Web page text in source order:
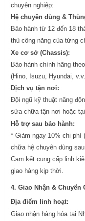
chuyên nghiệp:
Hệ chuyên dùng &
Bảo hành từ 12 đến 18
thù công năng của từng
Xe cơ sở (Chassis):
Bảo hành chính hãng
(Hino, Isuzu, Hyundai,
Dịch vụ tận nơi:
Đội ngũ kỹ thuật năng
sửa chữa tận nơi hoặc
Hỗ trợ sau bảo hành:
* Giảm ngay 10% chi phí
chữa hệ chuyên dùng
Cam kết cung cấp linh
giao hàng kịp thời.
4. Giao Nhận & Chuyển
Địa điểm linh hoạt:
Giao nhận hàng hóa tại